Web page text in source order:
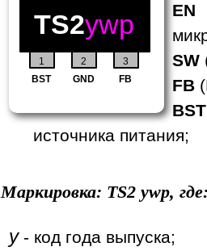
1 2 3
BST GND FB
TS2ywp
EN
SW
FB
BST
источника питания;
Маркировка: TS2 ywp, где:
y- код года выпуска;